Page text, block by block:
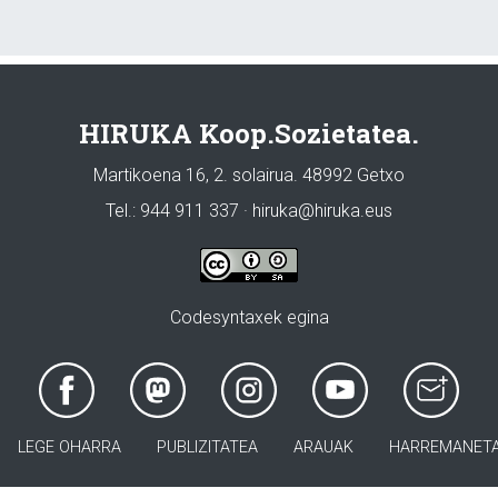
HIRUKA Koop.Sozietatea.
Martikoena 16, 2. solairua. 48992 Getxo
Tel.: 944 911 337 · hiruka@hiruka.eus
Codesyntaxek egina
LEGE OHARRA PUBLIZITATEA ARAUAK